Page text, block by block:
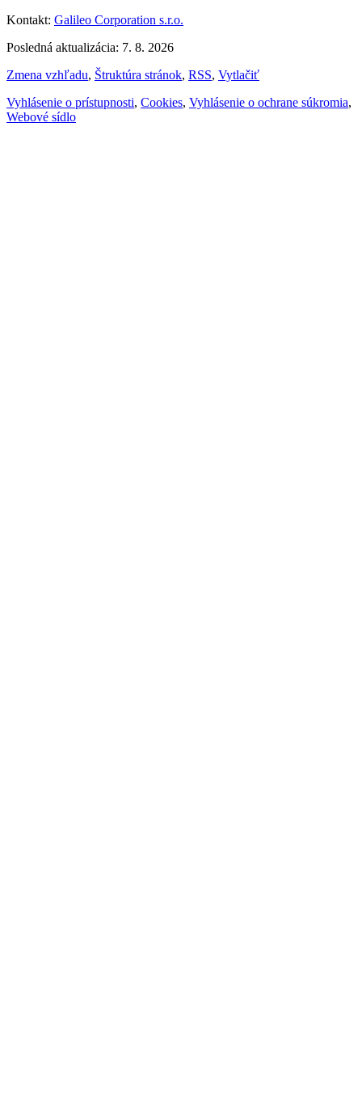
Kontakt: Galileo Corporation s.r.o.
Posledná aktualizácia: 7. 8. 2026
Zmena vzhľadu, Štruktúra stránok, RSS, Vytlačiť
Vyhlásenie o prístupnosti, Cookies, Vyhlásenie o ochrane súkromia,
Webové sídlo